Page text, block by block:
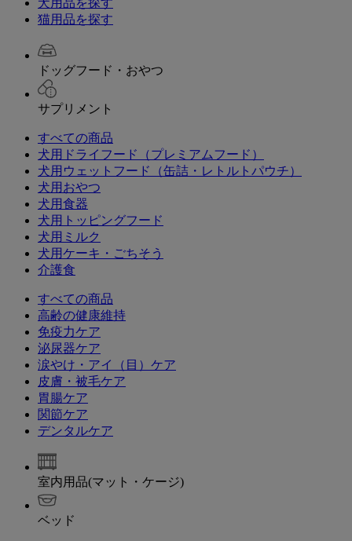
猫用品を探す
ドッグフード・おやつ
サプリメント
すべての商品
犬用ドライフード（プレミアムフード）
犬用ウェットフード（缶詰・レトルトパウチ）
犬用おやつ
犬用食器
犬用トッピングフード
犬用ミルク
犬用ケーキ・ごちそう
介護食
すべての商品
高齢の健康維持
免疫力ケア
泌尿器ケア
涙やけ・アイ（目）ケア
皮膚・被毛ケア
胃腸ケア
関節ケア
デンタルケア
室内用品(マット・ケージ)
ベッド